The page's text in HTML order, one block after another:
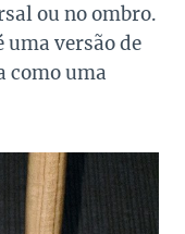
ou no ombro.
uma versão de
como uma